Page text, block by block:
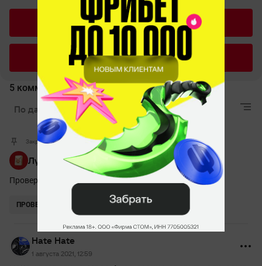
ДА
НЕТ
5 комментариев
По дате Лучшие Актуальные
Закрепленный комментарий
Лучшая мини-игра для Дотеров
Проверь себя на внимательность и забирай приз!
ПРОВЕРИТЬ
Hate Hate
1 августа 2021, 12:59